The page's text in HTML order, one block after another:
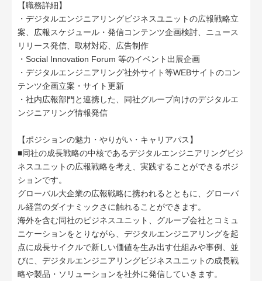
【職務詳細】
・デジタルエンジニアリングビジネスユニットの広報戦略立
案、広報スケジュール・発信コンテンツ企画検討、ニュース
リリース発信、取材対応、広告制作
・Social Innovation Forum 等のイベント出展企画
・デジタルエンジニアリング社外サイト等WEBサイトのコン
テンツ企画立案・サイト更新
・社内広報部門と連携した、同社グループ向けのデジタルエ
ンジニアリング情報発信
【ポジションの魅力・やりがい・キャリアパス】
■同社の成長戦略の中核であるデジタルエンジニアリングビジ
ネスユニットの広報戦略を考え、実践することができるポジ
ションです。
グローバル大企業の広報戦略に携われるとともに、グローバ
ル経営のダイナミックさに触れることができます。
海外を含む同社のビジネスユニット、グループ会社とコミュ
ニケーションをとりながら、デジタルエンジニアリングを起
点に成長サイクルで新しい価値を生み出す仕組みや事例、並
びに、デジタルエンジニアリングビジネスユニットの成長戦
略や製品・ソリューションを社外に発信していきます。